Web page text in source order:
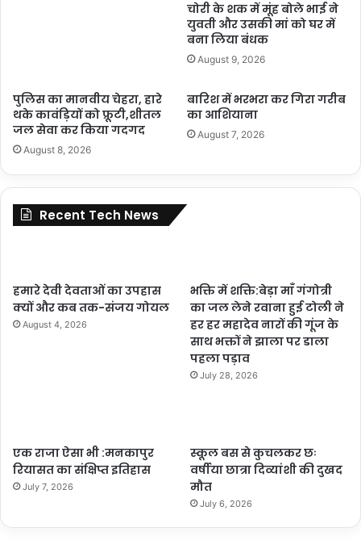
चोरी के शक में मूंह बोले भाई ने
युवती और उसकी मां को घर में
बना लिया बंधक
August 9, 2026
पुलिस का मानवीय चेहरा, हारे
थके कावंड़ियों को फ्रूटी,शीतल
जल सेवा कर किया गदगद
August 8, 2026
बारिश में भरभरा कर गिरा गरीब
का आशियाना
August 7, 2026
Recent Tech News
हमारे देवी देवताओं का उपहास
क्यों और कब तक-संजय गोयल
August 4, 2026
भक्ति में शक्ति:बेड़ा माँ गंगोत्री
का जल लेने रवाना हुई टोली ने
हर हर महादेव नारों की गूंज के
साथ भक्तों ने झाला पर डाला
पहला पड़ाव
July 28, 2026
एक राजा ऐसा भी :मनकापुर
रियासत का संक्षिप्त इतिहास
July 7, 2026
स्कूल बस से कुचलकर छः
वर्षीया छात्रा दिव्यांशी की दुखद
मौत
July 6, 2026